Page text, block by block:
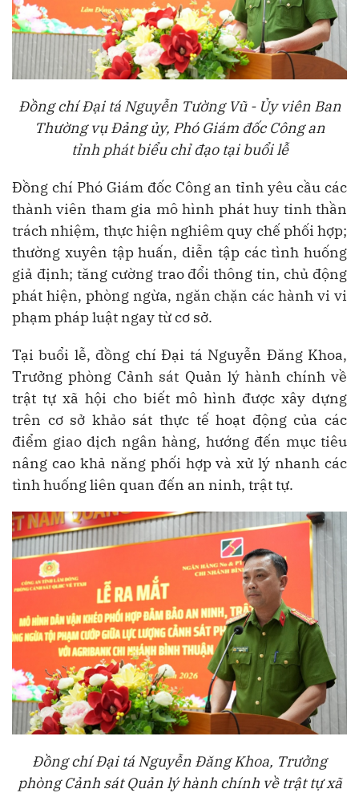
Đồng chíĐại tá Nguyễn Tường Vũ - Ủy viên Ban
Thường vụ Đảng ủy, Phó Giám đốc Công an
tỉnh phát biểu chỉ đạo tại buổi lễ
Đồng chí Phó Giám đốc Công an tỉnh yêu cầu các
thành viên tham gia mô hình phát huy tinh thần
trách nhiệm, thực hiện nghiêm quy chế phối hợp;
thường xuyên tập huấn, diễn tập các tình huống
giả định; tăng cường trao đổi thông tin, chủ động
phát hiện, phòng ngừa, ngăn chặn các hành vi vi
phạm pháp luật ngay từ cơ sở.
Tại buổi lễ, đồng chí Đại tá Nguyễn Đăng Khoa,
Trưởng phòng Cảnh sát Quản lý hành chính về
trật tự xã hội cho biết mô hình được xây dựng
trên cơ sở khảo sát thực tế hoạt động của các
điểm giao dịch ngân hàng, hướng đến mục tiêu
nâng cao khả năng phối hợp và xử lý nhanh các
tình huống liên quan đến an ninh, trật tự.
Đồng chíĐại tá Nguyễn Đăng Khoa, Trưởng
phòng Cảnh sát Quản lý hành chính về trật tự xã